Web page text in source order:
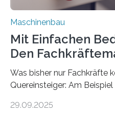
Maschinenbau
Mit Einfachen
Den
Was bisher nur Fachkräfte
Quereinsteiger: Am
Mensch-Maschine-
29.09.2025